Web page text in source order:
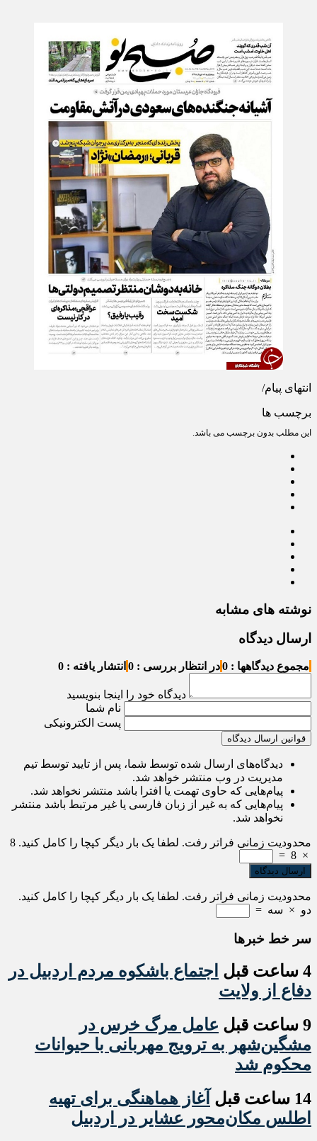
انتهای پیام/
برچسب ها
این مطلب بدون برچسب می باشد.
نوشته های مشابه
ارسال دیدگاه
مجموع دیدگاهها : 0 در انتظار بررسی : 0 انتشار یافته : 0
دیدگاه خود را اینجا بنویسید
نام شما
پست الکترونیکی
قوانین ارسال دیدگاه
دیدگاه‌های ارسال شده توسط شما، پس از تایید توسط تیم
مدیریت در وب منتشر خواهد شد.
پیام‌هایی که حاوی تهمت یا افترا باشد منتشر نخواهد شد.
پیام‌هایی که به غیر از زبان فارسی یا غیر مرتبط باشد منتشر
نخواهد شد.
محدودیت زمانی فراتر رفت. لطفا یک بار دیگر کپچا را کامل کنید. 8
×
8
=
محدودیت زمانی فراتر رفت. لطفا یک بار دیگر کپچا را کامل کنید.
دو × سه =
سر خط خبرها
4 ساعت قبل
اجتماع باشکوه مردم اردبیل در
دفاع از ولایت
9 ساعت قبل
عامل مرگ خرس در
مشگین‌شهر به ترویج مهربانی با حیوانات
محکوم شد
14 ساعت قبل
آغاز هماهنگی برای تهیه
اطلس مکان‌محور عشایر در اردبیل